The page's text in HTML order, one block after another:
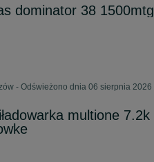
dominator 38
- Odświeżono dnia 06 sierpnia 2026
multione